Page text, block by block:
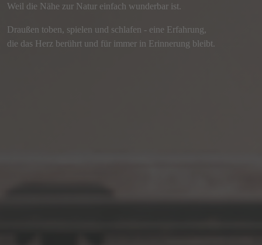
Weil die Nähe zur Natur einfach wunderbar ist.
Draußen toben, spielen und schlafen - eine Erfahrung,
die das Herz berührt und für immer in Erinnerung bleibt.